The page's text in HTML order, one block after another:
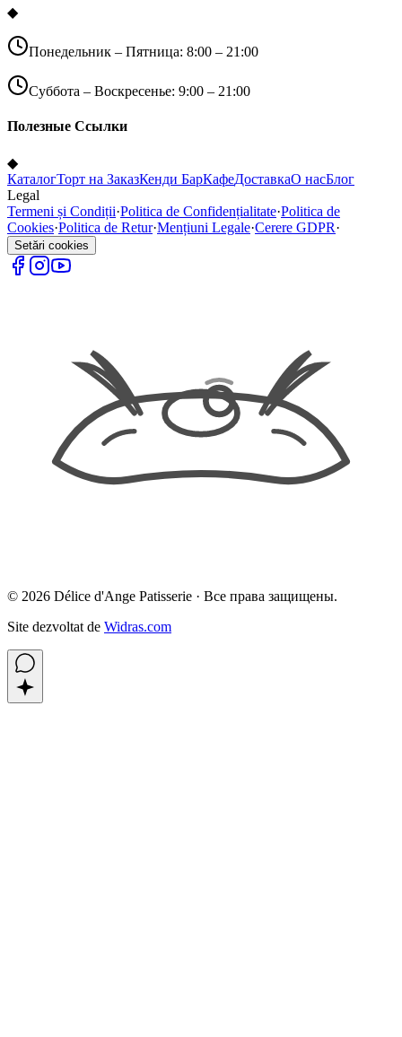
◆
Понедельник – Пятница: 8:00 – 21:00
Суббота – Воскресенье: 9:00 – 21:00
Полезные Ссылки
◆
КаталогТорт на ЗаказКенди БарКафеДоставкаО насБлог
Legal
Termeni și Condiții·Politica de Confidențialitate·Politica de
Cookies·Politica de Retur·Mențiuni Legale·Cerere GDPR·
Setări cookies
© 2026 Délice d'Ange Patisserie · Все права защищены.
Site dezvoltat de Widras.com